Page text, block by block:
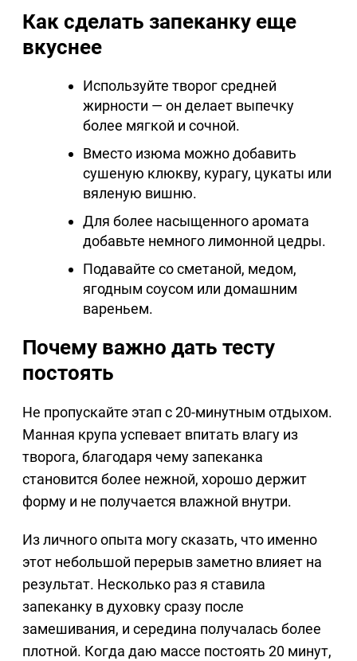
Как сделать запеканку еще
вкуснее
Используйте творог средней
жирности — он делает выпечку
более мягкой и сочной.
Вместо изюма можно добавить
сушеную клюкву, курагу, цукаты или
вяленую вишню.
Для более насыщенного аромата
добавьте немного лимонной цедры.
Подавайте со сметаной, медом,
ягодным соусом или домашним
вареньем.
Почему важно дать тесту
постоять
Не пропускайте этап с 20-минутным отдыхом.
Манная крупа успевает впитать влагу из
творога, благодаря чему запеканка
становится более нежной, хорошо держит
форму и не получается влажной внутри.
Из личного опыта могу сказать, что именно
этот небольшой перерыв заметно влияет на
результат. Несколько раз я ставила
запеканку в духовку сразу после
замешивания, и середина получалась более
плотной. Когда даю массе постоять 20 минут,